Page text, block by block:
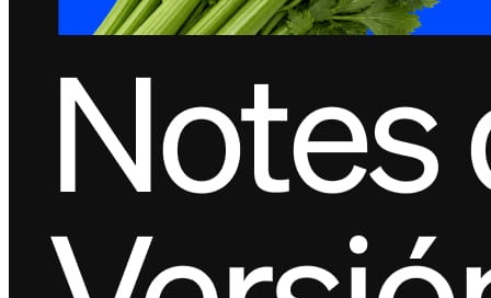
Centro de aplicaciones
Blog
Registro de funciones
Hoja de ruta
Centro de ayuda
Comunidad Square
Contacta con el equipo de Ventas
Descubrir